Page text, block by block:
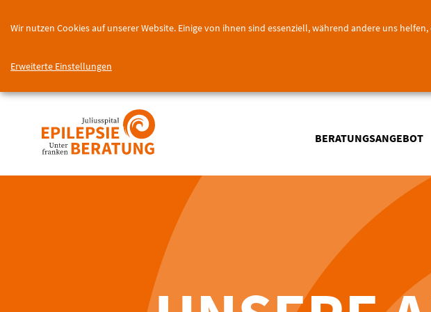
Wir nutzen Cookies auf unserer Website. Einige von ihnen sind essenziell, während andere uns
Erweiterte Einstellungen
BERATUNGSANGEBOT